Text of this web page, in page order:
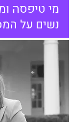
מי טיפסה
נשים על